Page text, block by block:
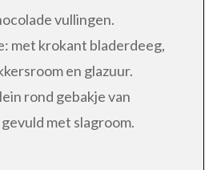
vullingen.
met krokant bladerdeeg,
en glazuur.
rond gebakje van
met slagroom.